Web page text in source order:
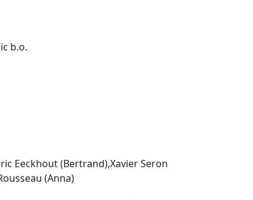
b.o.
Eeckhout (Bertrand),Xavier Seron
(Anna)